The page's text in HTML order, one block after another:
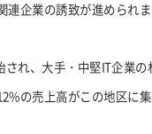
企業の誘致が進められま
れ、大手・中堅IT企業
の売上高がこの地区に